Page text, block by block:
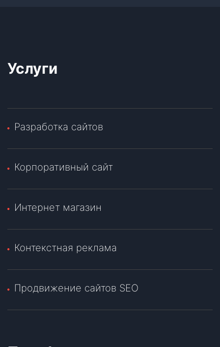
Услуги
Разработка сайтов
Корпоративный сайт
Интернет магазин
Контекстная реклама
Продвижение сайтов SEO